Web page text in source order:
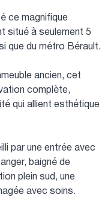
ce magnifique
situé à seulement 5
que du métro Bérault.
ancien, cet
complète,
qui allient esthétique
par une entrée avec
baigné de
plein sud, une
avec soins.